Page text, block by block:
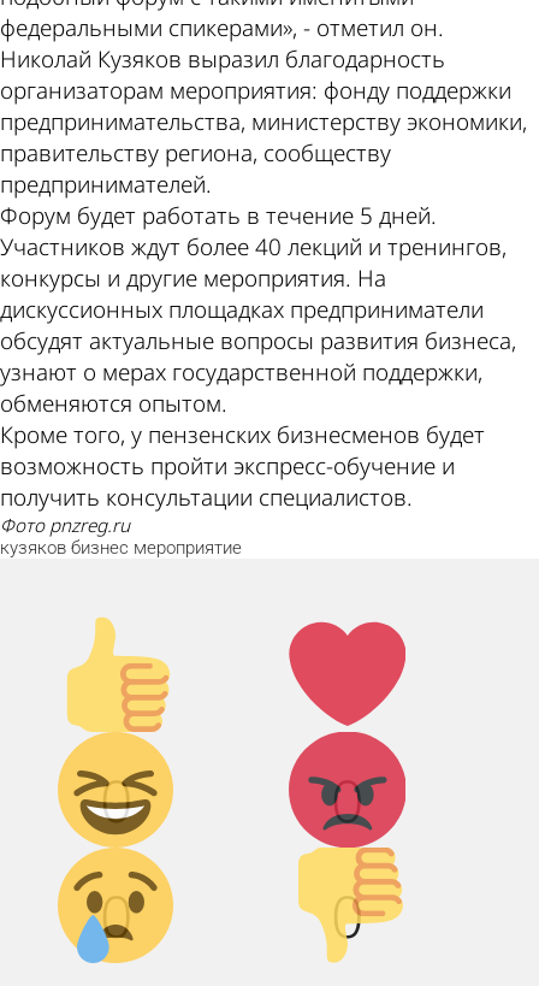
федеральными спикерами», - отметил он.
Николай Кузяков выразил благодарность
организаторам мероприятия: фонду поддержки
предпринимательства, министерству экономики,
правительству региона, сообществу
предпринимателей.
Форум будет работать в течение 5 дней.
Участников ждут более 40 лекций и тренингов,
конкурсы и другие мероприятия. На
дискуссионных площадках предприниматели
обсудят актуальные вопросы развития бизнеса,
узнают о мерах государственной поддержки,
обменяются опытом.
Кроме того, у пензенских бизнесменов будет
возможность пройти экспресс-обучение и
получить консультации специалистов.
фото pnzreg.ru
кузяков бизнес мероприятие
Палец
вверх!
0
Лайк!
0
Дикий
смех!
0
Агрессия!
0
Грусть :(
Палец
вниз!